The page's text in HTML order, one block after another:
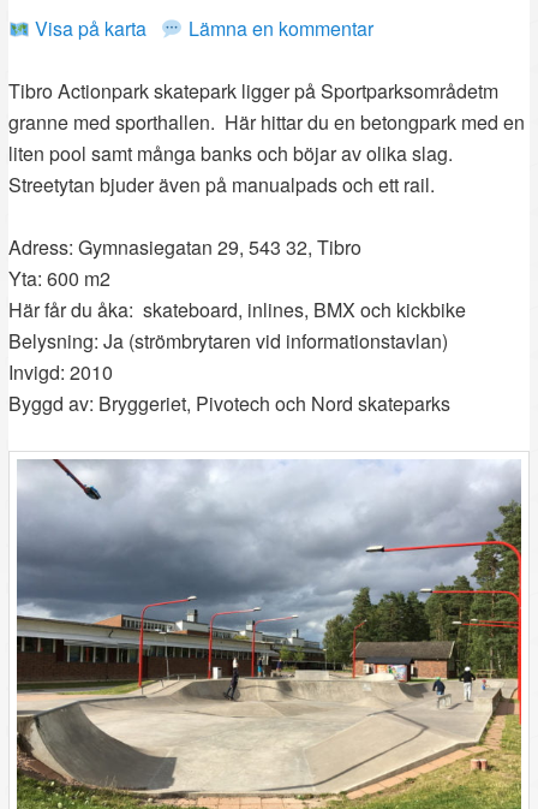
INNEHÅLL
INNEHÅLL
Visa på karta Lämna en kommentar
Tibro Actionpark skatepark ligger på Sportparksområdetm
granne med sporthallen. Här hittar du en betongpark med en
liten pool samt många banks och böjar av olika slag.
Streetytan bjuder även på manualpads och ett rail.
Adress: Gymnasiegatan 29, 543 32, Tibro
Yta: 600 m2
Här får du åka: skateboard, inlines, BMX och kickbike
Belysning: Ja (strömbrytaren vid informationstavlan)
Invigd: 2010
Byggd av: Bryggeriet, Pivotech och Nord skateparks